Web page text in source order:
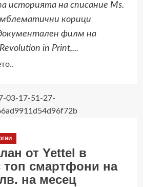
заслужава
да
посетите
историята на списание Ms.
корици
филм на
in Print,...
Документалният
HBO
Dear
Ms.:
A
от Yettel в
топ смартфони на
на месец